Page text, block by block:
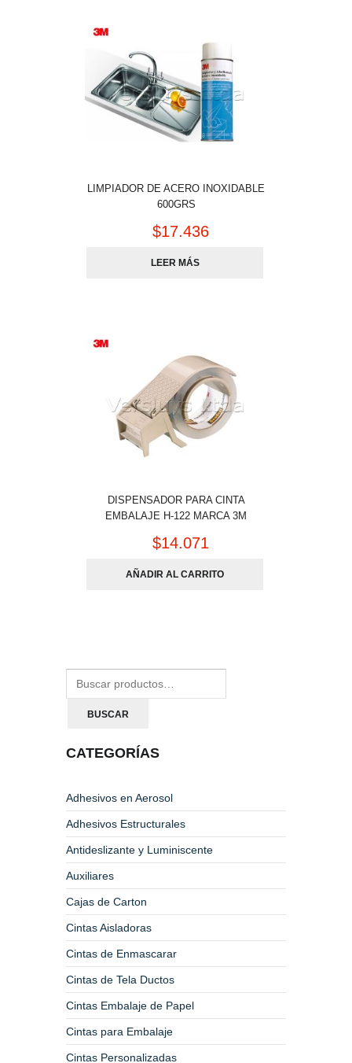
LIMPIADOR DE ACERO INOXIDABLE
600GRS
$17.436
LEER MÁS
DISPENSADOR PARA CINTA
EMBALAJE H-122 MARCA 3M
$14.071
AÑADIR AL CARRITO
BUSCAR
CATEGORÍAS
Adhesivos en Aerosol
Adhesivos Estructurales
Antideslizante y Luminiscente
Auxiliares
Cajas de Carton
Cintas Aisladoras
Cintas de Enmascarar
Cintas de Tela Ductos
Cintas Embalaje de Papel
Cintas para Embalaje
Cintas Personalizadas